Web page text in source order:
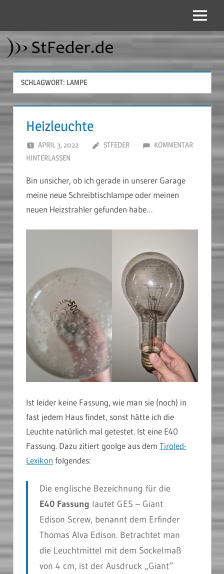
springen
Menü
SCHLAGWORT: LAMPE
Heizleuchte
APRIL 3, 2022 STFEDER
KOMMENTAR
HINTERLASSEN
Bin unsicher, ob ich gerade in unserer Garage
meine neue Schreibtischlampe oder meinen
neuen Heizstrahler gefunden habe…
Ist leider keine Fassung, wie man sie (noch) in
fast jedem Haus findet, sonst hätte ich die
Leuchte natürlich mal getestet. Ist eine E40
Fassung. Dazu zitiert goolge aus dem Tiroled-
Lexikon folgendes:
Die englische Bezeichnung für die
E40 Fassung lautet GES – Giant
Edison Screw, benannt dem Erfinder
Thomas Alva Edison. Betrachtet man
die Leuchtmittel mit dem Sockelmaß
von 4 cm, ist der Ausdruck „Giant“